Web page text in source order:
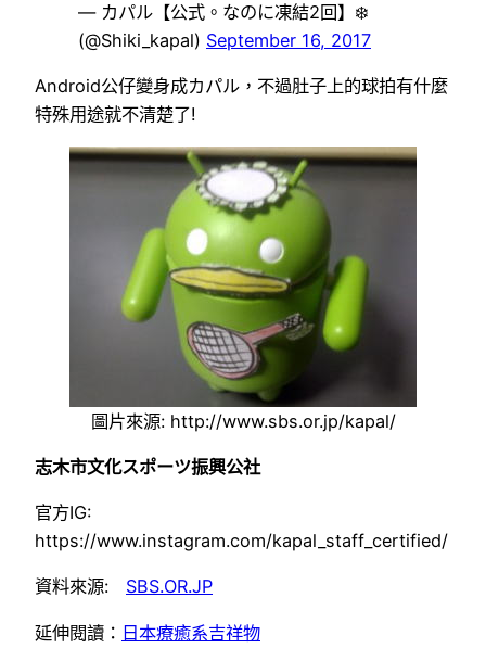
— カパル【公式。なのに凍結2回】❄️
(@Shiki_kapal) September 16, 2017
Android公仔變身成カパル，不過肚子上的球拍有什麼
特殊用途就不清楚了!
圖片來源: http://www.sbs.or.jp/kapal/
志木市文化スポーツ振興公社
官方IG:
https://www.instagram.com/kapal_staff_certified/
資料來源: SBS.OR.JP
延伸閱讀： 日本療癒系吉祥物